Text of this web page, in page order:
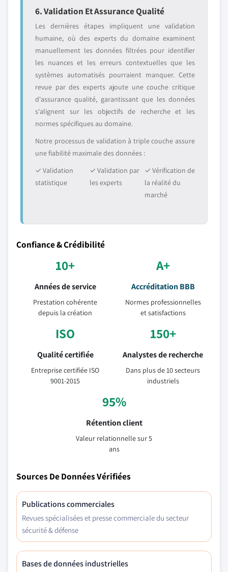
6. Validation Et Assurance Qualité
Les dernières étapes impliquent une validation
humaine, où des experts du domaine examinent
manuellement les données filtrées pour identifier
les nuances et les erreurs contextuelles que les
systèmes automatisés pourraient manquer. Cette
revue par des experts ajoute une couche critique
d'assurance qualité, garantissant que les données
s'alignent sur les objectifs de recherche et les
normes spécifiques au domaine.
Notre processus de validation à triple couche assure
une fiabilité maximale des données :
✓ Validation
statistique
✓ Validation par
les experts
✓ Vérification de
la réalité du
marché
Confiance & Crédibilité
10+
Années de service
Prestation cohérente
depuis la création
A+
Accréditation BBB
Normes professionnelles
et satisfactions
ISO
Qualité certifiée
Entreprise certifiée ISO
9001-2015
150+
Analystes de recherche
Dans plus de 10 secteurs
industriels
95%
Rétention client
Valeur relationnelle sur 5
ans
Sources De Données Vérifiées
Publications commerciales
Revues spécialisées et presse commerciale du secteur
sécurité & défense
Bases de données industrielles